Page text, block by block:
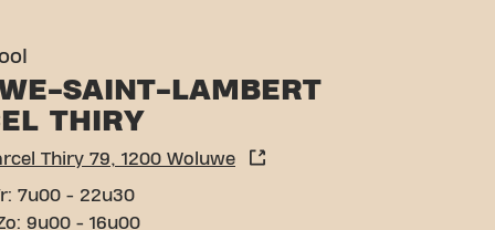
SAINT-LAMBERT
THIRY
Avenue Marcel Thiry 79, 1200 Woluwe
7u00 - 22u30
9u00 - 16u00